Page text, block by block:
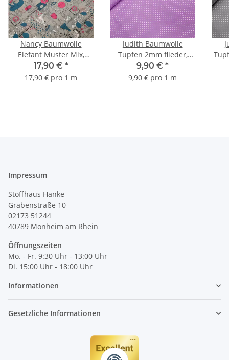
Nancy Baumwolle
Elefant Muster Mix,
Batist grau, petrol, pink,
weiß
17,90 € *
17,90 € pro 1 m
Judith Baumwolle
Tupfen 2mm flieder,
weiß
9,90 € *
9,90 € pro 1 m
Impressum
Stoffhaus Hanke
Grabenstraße 10
02173 51244
40789 Monheim am Rhein
Öffnungszeiten
Mo. - Fr. 9:30 Uhr - 13:00 Uhr
Di. 15:00 Uhr - 18:00 Uhr
Informationen
Gesetzliche Informationen